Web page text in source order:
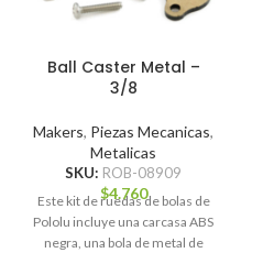
Ball Caster Metal –
3/8
Makers, Piezas Mecanicas,
Metalicas
SKU: ROB-08909
$4.760
Este kit de ruedas de bolas de
Pololu incluye una carcasa ABS
negra, una bola de metal de